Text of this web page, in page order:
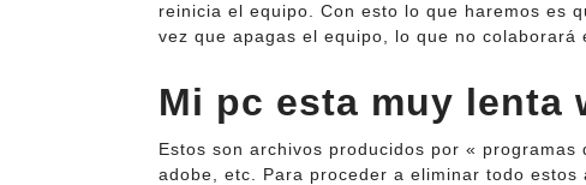
reinicia el equipo. Con esto lo que haremos es
vez que apagas el equipo, lo que no
Mi pc esta muy lenta
Estos son archivos producidos por «
adobe, etc. Para proceder a eliminar todo